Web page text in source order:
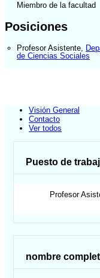
Miembro de la facultad
Posiciones
Profesor Asistente
de Ciencias Sociales
Visión General
Contacto
Ver todos
Puesto de
Profesor
nombre